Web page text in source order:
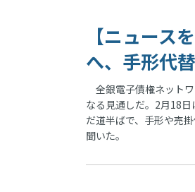
【ニュー
へ、手形代
全銀電子債権ネット
なる見通しだ。2月18
だ道半ばで、手形や売
聞いた。